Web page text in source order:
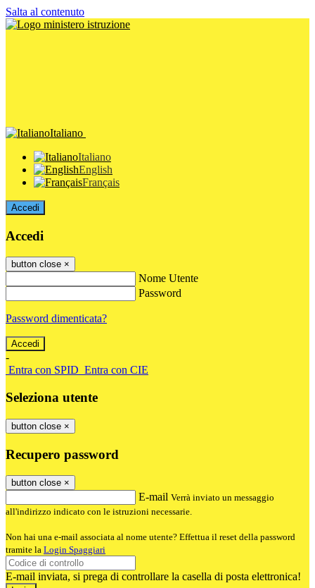
Salta al contenuto
Italiano
Italiano
English
Français
Accedi
Accedi
button close ×
Nome Utente
Password
Password dimenticata?
-
Entra con SPID Entra con CIE
Seleziona utente
button close ×
Recupero password
button close ×
E-mail Verrà inviato un messaggio
all'indirizzo indicato con le istruzioni necessarie.
Non hai una e-mail associata al nome utente? Effettua il reset della password
tramite la Login Spaggiari
E-mail inviata, si prega di controllare la casella di posta elettronica!